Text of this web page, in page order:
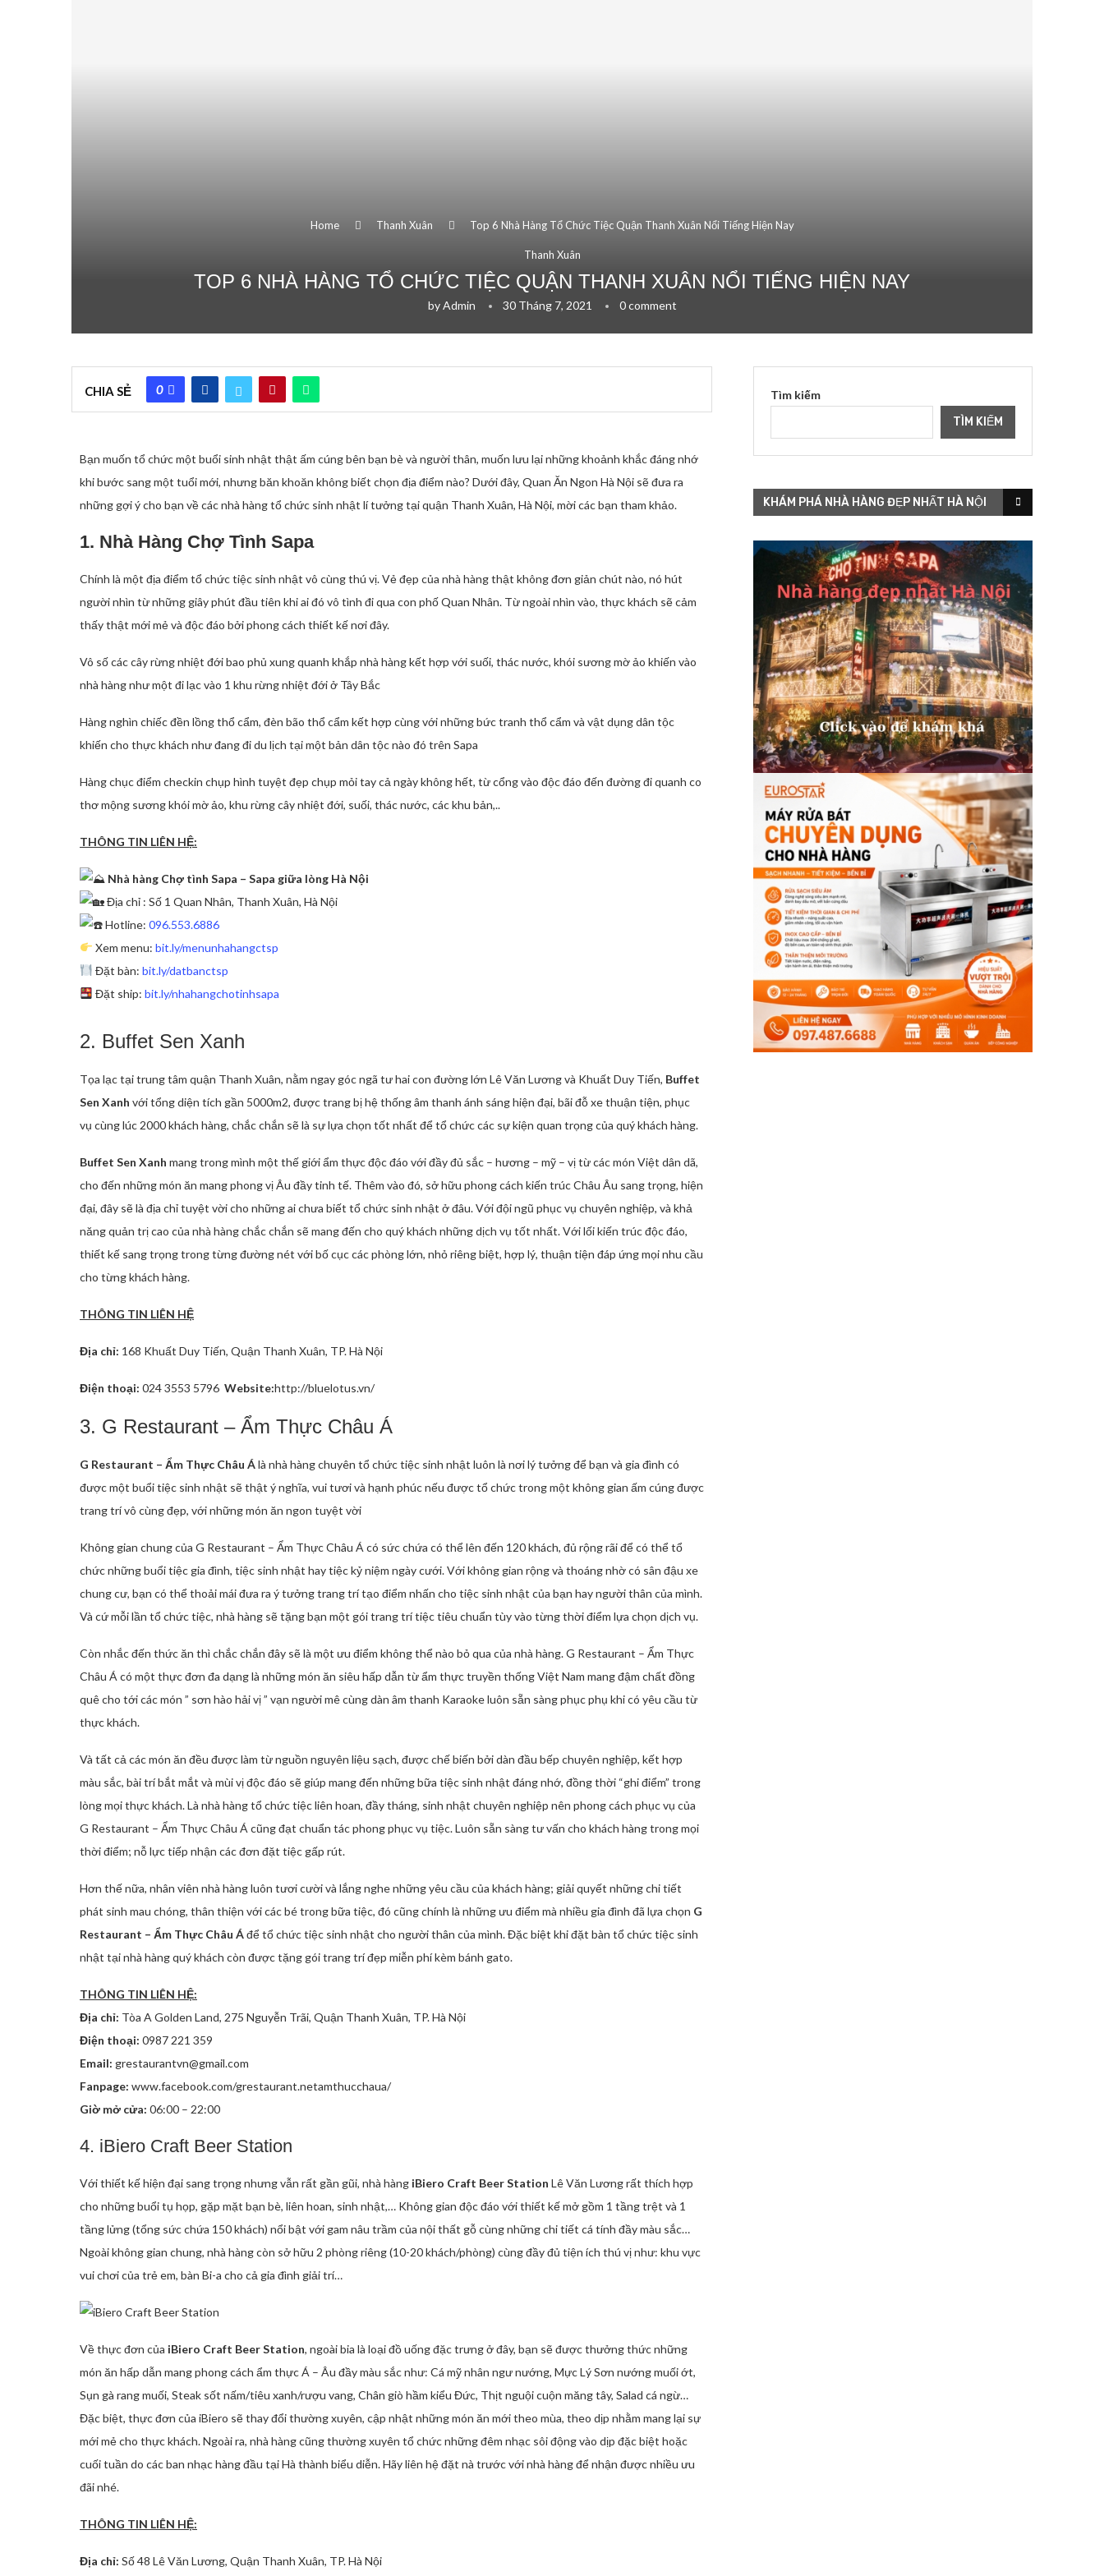
Home Thanh Xuân Top 6 Nhà Hàng Tổ Chức Tiệc Quận Thanh Xuân Nổi Tiếng Hiện Nay
Thanh Xuân
TOP 6 NHÀ HÀNG TỔ CHỨC TIỆC QUẬN THANH XUÂN NỔI TIẾNG HIỆN NAY
byAdmin 30 Tháng 7, 2021 0 comment
CHIA SẺ 0
Bạn muốn tổ chức một buổi sinh nhật thật ấm cúng bên bạn bè và người thân, muốn lưu lại những khoảnh khắc đáng nhớ
khi bước sang một tuổi mới, nhưng băn khoăn không biết chọn địa điểm nào? Dưới đây, Quan Ăn Ngon Hà Nội sẽ đưa ra
những gợi ý cho bạn về các nhà hàng tổ chức sinh nhật lí tưởng tại quận Thanh Xuân, Hà Nội, mời các bạn tham khảo.
1. Nhà Hàng Chợ Tình Sapa
Chính là một địa điểm tổ chức tiệc sinh nhật vô cùng thú vị. Vẻ đẹp của nhà hàng thật không đơn giản chút nào, nó hút
người nhìn từ những giây phút đầu tiên khi ai đó vô tình đi qua con phố Quan Nhân. Từ ngoài nhìn vào, thực khách sẽ cảm
thấy thật mới mẻ và độc đáo bởi phong cách thiết kế nơi đây.
Vô số các cây rừng nhiệt đới bao phủ xung quanh khắp nhà hàng kết hợp với suối, thác nước, khói sương mờ ảo khiến vào
nhà hàng như một đi lạc vào 1 khu rừng nhiệt đới ở Tây Bắc
Hàng nghìn chiếc đền lồng thổ cẩm, đèn bão thổ cẩm kết hợp cùng với những bức tranh thổ cẩm và vật dụng dân tộc
khiến cho thực khách như đang đi du lịch tại một bản dân tộc nào đó trên Sapa
Hàng chục điểm checkin chụp hình tuyệt đẹp chụp mỏi tay cả ngày không hết, từ cổng vào độc đáo đến đường đi quanh co
thơ mộng sương khói mờ ảo, khu rừng cây nhiệt đới, suối, thác nước, các khu bản,..
THÔNG TIN LIÊN HỆ:
Nhà hàng Chợ tình Sapa – Sapa giữa lòng Hà Nội
Địa chỉ : Số 1 Quan Nhân, Thanh Xuân, Hà Nội
Hotline: 096.553.6886
Xem menu: bit.ly/menunhahangctsp
Đặt bàn: bit.ly/datbanctsp
Đặt ship: bit.ly/nhahangchotinhsapa
2. Buffet Sen Xanh
Tọa lạc tại trung tâm quận Thanh Xuân, nằm ngay góc ngã tư hai con đường lớn Lê Văn Lương và Khuất Duy Tiến, Buffet
Sen Xanh với tổng diện tích gần 5000m2, được trang bị hệ thống âm thanh ánh sáng hiện đại, bãi đỗ xe thuận tiện, phục
vụ cùng lúc 2000 khách hàng, chắc chắn sẽ là sự lựa chọn tốt nhất để tổ chức các sự kiện quan trọng của quý khách hàng.
Buffet Sen Xanh mang trong mình một thế giới ẩm thực độc đáo với đầy đủ sắc – hương – mỹ – vị từ các món Việt dân dã,
cho đến những món ăn mang phong vị Âu đầy tinh tế. Thêm vào đó, sở hữu phong cách kiến trúc Châu Âu sang trọng, hiện
đại, đây sẽ là địa chỉ tuyệt vời cho những ai chưa biết tổ chức sinh nhật ở đâu. Với đội ngũ phục vụ chuyên nghiệp, và khả
năng quản trị cao của nhà hàng chắc chắn sẽ mang đến cho quý khách những dịch vụ tốt nhất. Với lối kiến trúc độc đáo,
thiết kế sang trọng trong từng đường nét với bố cục các phòng lớn, nhỏ riêng biệt, hợp lý, thuận tiện đáp ứng mọi nhu cầu
cho từng khách hàng.
THÔNG TIN LIÊN HỆ
Địa chỉ: 168 Khuất Duy Tiến, Quận Thanh Xuân, TP. Hà Nội
Điện thoại: 024 3553 5796 Website:http://bluelotus.vn/
3. G Restaurant – Ẩm Thực Châu Á
G Restaurant – Ẩm Thực Châu Álà nhà hàng chuyên tổ chức tiệc sinh nhật luôn là nơi lý tưởng để bạn và gia đình có
được một buổi tiệc sinh nhật sẽ thật ý nghĩa, vui tươi và hạnh phúc nếu được tổ chức trong một không gian ấm cúng được
trang trí vô cùng đẹp, với những món ăn ngon tuyệt vời
Không gian chung của G Restaurant – Ẩm Thực Châu Á có sức chứa có thể lên đến 120 khách, đủ rộng rãi để có thể tổ
chức những buổi tiệc gia đình, tiệc sinh nhật hay tiệc kỷ niệm ngày cưới. Với không gian rộng và thoáng nhờ có sân đậu xe
chung cư, bạn có thể thoải mái đưa ra ý tưởng trang trí tạo điểm nhấn cho tiệc sinh nhật của bạn hay người thân của mình.
Và cứ mỗi lần tổ chức tiệc, nhà hàng sẽ tặng bạn một gói trang trí tiệc tiêu chuẩn tùy vào từng thời điểm lựa chọn dịch vụ.
Còn nhắc đến thức ăn thì chắc chắn đây sẽ là một ưu điểm không thể nào bỏ qua của nhà hàng. G Restaurant – Ẩm Thực
Châu Á có một thực đơn đa dạng là những món ăn siêu hấp dẫn từ ẩm thực truyền thống Việt Nam mang đậm chất đồng
quê cho tới các món ” sơn hào hải vị ” vạn người mê cùng dàn âm thanh Karaoke luôn sẵn sàng phục phụ khi có yêu cầu từ
thực khách.
Và tất cả các món ăn đều được làm từ nguồn nguyên liệu sạch, được chế biến bởi dàn đầu bếp chuyên nghiệp, kết hợp
màu sắc, bài trí bắt mắt và mùi vị độc đáo sẽ giúp mang đến những bữa tiệc sinh nhật đáng nhớ, đồng thời “ghi điểm” trong
lòng mọi thực khách. Là nhà hàng tổ chức tiệc liên hoan, đầy tháng, sinh nhật chuyên nghiệp nên phong cách phục vụ của
G Restaurant – Ẩm Thực Châu Á cũng đạt chuẩn tác phong phục vụ tiệc. Luôn sẵn sàng tư vấn cho khách hàng trong mọi
thời điểm; nỗ lực tiếp nhận các đơn đặt tiệc gấp rút.
Hơn thế nữa, nhân viên nhà hàng luôn tươi cười và lắng nghe những yêu cầu của khách hàng; giải quyết những chi tiết
phát sinh mau chóng, thân thiện với các bé trong bữa tiệc, đó cũng chính là những ưu điểm mà nhiều gia đình đã lựa chọn G
Restaurant – Ẩm Thực Châu Áđể tổ chức tiệc sinh nhật cho người thân của mình. Đặc biệt khi đặt bàn tổ chức tiệc sinh
nhật tại nhà hàng quý khách còn được tặng gói trang trí đẹp miễn phí kèm bánh gato.
THÔNG TIN LIÊN HỆ:
Địa chỉ: Tòa A Golden Land, 275 Nguyễn Trãi, Quận Thanh Xuân, TP. Hà Nội
Điện thoại: 0987 221 359
Email: grestaurantvn@gmail.com
Fanpage: www.facebook.com/grestaurant.netamthucchaua/
Giờ mở cửa: 06:00 – 22:00
4. iBiero Craft Beer Station
Với thiết kế hiện đại sang trọng nhưng vẫn rất gần gũi, nhà hàng iBiero Craft Beer Station Lê Văn Lương rất thích hợp
cho những buổi tụ họp, gặp mặt bạn bè, liên hoan, sinh nhật,… Không gian độc đáo với thiết kế mở gồm 1 tầng trệt và 1
tầng lửng (tổng sức chứa 150 khách) nổi bật với gam nâu trầm của nội thất gỗ cùng những chi tiết cá tính đầy màu sắc…
Ngoài không gian chung, nhà hàng còn sở hữu 2 phòng riêng (10-20 khách/phòng) cùng đầy đủ tiện ích thú vị như: khu vực
vui chơi của trẻ em, bàn Bi-a cho cả gia đình giải trí…
Về thực đơn của iBiero Craft Beer Station, ngoài bia là loại đồ uống đặc trưng ở đây, bạn sẽ được thưởng thức những
món ăn hấp dẫn mang phong cách ẩm thực Á – Âu đầy màu sắc như: Cá mỹ nhân ngư nướng, Mực Lý Sơn nướng muối ớt,
Sụn gà rang muối, Steak sốt nấm/tiêu xanh/rượu vang, Chân giò hầm kiểu Đức, Thịt nguội cuộn măng tây, Salad cá ngừ…
Đặc biệt, thực đơn của iBiero sẽ thay đổi thường xuyên, cập nhật những món ăn mới theo mùa, theo dịp nhằm mang lại sự
mới mẻ cho thực khách. Ngoài ra, nhà hàng cũng thường xuyên tổ chức những đêm nhạc sôi động vào dịp đặc biệt hoặc
cuối tuần do các ban nhạc hàng đầu tại Hà thành biểu diễn. Hãy liên hệ đặt nà trước với nhà hàng để nhận được nhiều ưu
đãi nhé.
THÔNG TIN LIÊN HỆ:
Địa chỉ: Số 48 Lê Văn Lương, Quận Thanh Xuân, TP. Hà Nội
Tìm kiếm
TÌM KIẾM
KHÁM PHÁ NHÀ HÀNG ĐẸP NHẤT HÀ NỘI